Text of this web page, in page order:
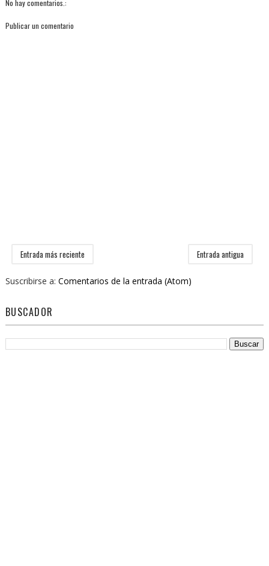
No hay comentarios.:
Publicar un comentario
Entrada más reciente Entrada antigua
Suscribirse a: Comentarios de la entrada (Atom)
BUSCADOR